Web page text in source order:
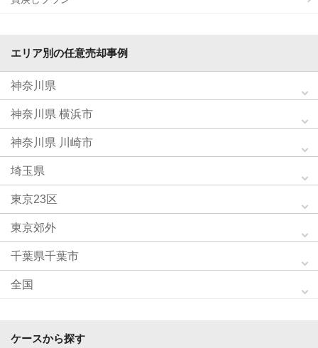
エリア別の任意売却事例
神奈川県
神奈川県 横浜市
神奈川県 川崎市
埼玉県
東京23区
東京郊外
千葉県千葉市
全国
ケースから探す